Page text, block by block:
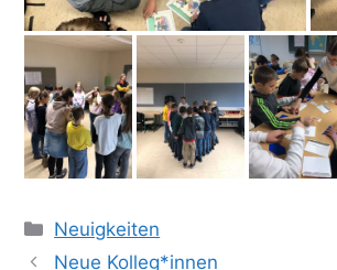
Kategorien
Neuigkeiten
Neue Kolleg*innen